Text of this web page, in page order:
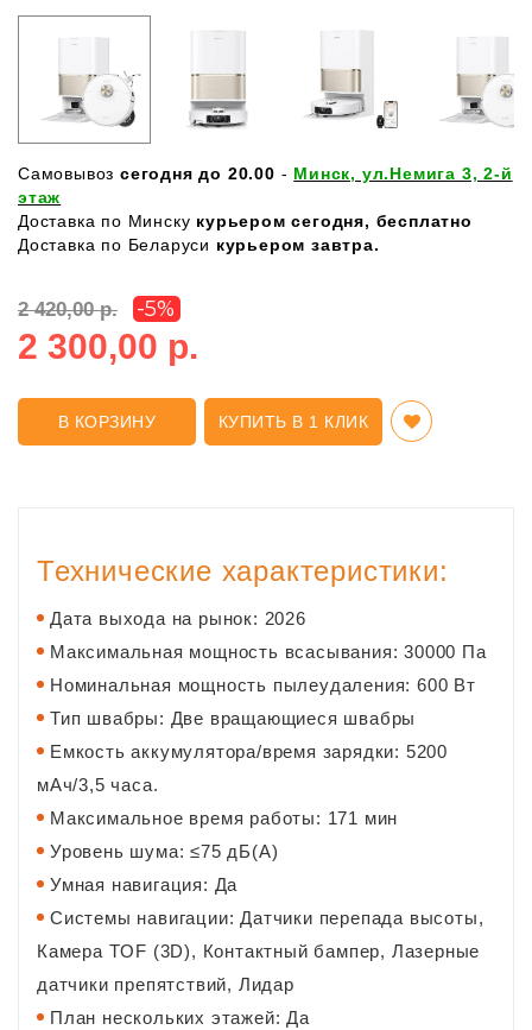
Самовывоз сегодня до 20.00 - Минск, ул.Немига 3, 2-й
этаж
Доставка по Минску курьером сегодня, бесплатно
Доставка по Беларуси курьером завтра.
2 420,00 р. -5%
2 300,00 р.
В КОРЗИНУ КУПИТЬ В 1 КЛИК
Технические характеристики:
Дата выхода на рынок: 2026
Максимальная мощность всасывания: 30000 Па
Номинальная мощность пылеудаления: 600 Вт
Тип швабры: Две вращающиеся швабры
Емкость аккумулятора/время зарядки: 5200
мАч/3,5 часа.
Максимальное время работы: 171 мин
Уровень шума: ≤75 дБ(А)
Умная навигация: Да
Системы навигации: Датчики перепада высоты,
Камера TOF (3D), Контактный бампер, Лазерные
датчики препятствий, Лидар
План нескольких этажей: Да